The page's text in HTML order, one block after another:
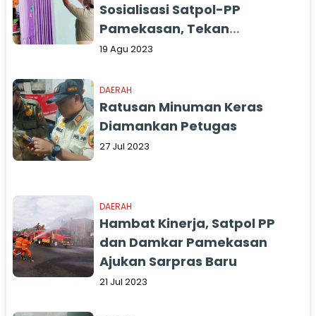
Sosialisasi Satpol-PP
Pamekasan, Tekan
Peredaran Rokok Ilegal
19 Agu 2023
DAERAH
Ratusan Minuman Keras
Diamankan Petugas
27 Jul 2023
DAERAH
Hambat Kinerja, Satpol PP
dan Damkar Pamekasan
Ajukan Sarpras Baru
21 Jul 2023